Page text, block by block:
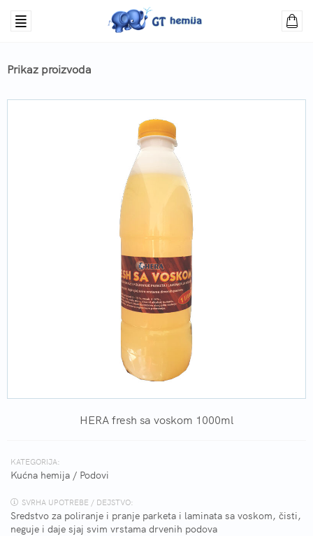
Prikaz proizvoda
HERA fresh sa voskom 1000ml
KATEGORIJA:
Kućna hemija / Podovi
SVRHA UPOTREBE / DEJSTVO:
Sredstvo za poliranje i pranje parketa i laminata sa voskom, čisti,
neguje i daje sjaj svim vrstama drvenih podova